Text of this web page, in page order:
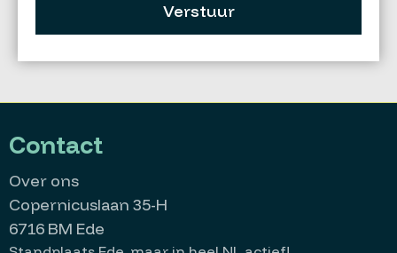
Verstuur
Contact
Over ons
Copernicuslaan 35-H
6716 BM Ede